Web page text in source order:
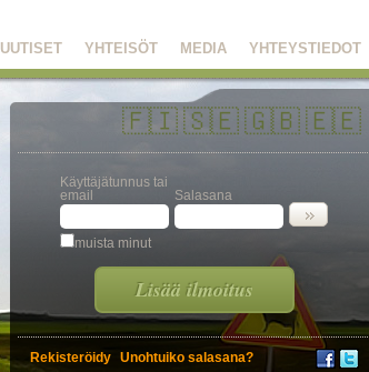
YHTEYSTIEDOT
MEDIA
YHTEISÖT
UUTISET
🇫🇮🇸🇪🇬🇧🇪🇪
Käyttäjätunnus tai
email
Salasana
muista minut
Lisää ilmoitus
Rekisteröidy Unohtuiko salasana?